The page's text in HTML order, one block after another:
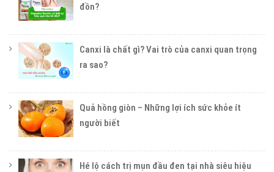
đồn?
Canxi là chất gì? Vai trò của canxi quan trọng
ra sao?
Quả hồng giòn – Những lợi ích sức khỏe ít
người biết
Hé lộ cách trị mụn đầu đen tại nhà siêu hiệu